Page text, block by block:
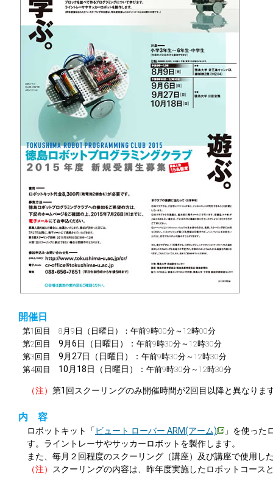
開催日
第1回目 8月9日（日曜日）：午前9時00分～12時00分
第2回目 9月6日（日曜日）： 午前9時30分～12時30分
第3回目 9月27日（日曜日）： 午前9時30分～12時30分
第4回目 10月18日（日曜日）： 午前9時30分～12時30分
（注） 第1回スクーリングのみ開催時間が2回目以降と異なりま
内 容
ロボットキット「 ビュート ローバー ARM(アーム)
」を使った
す。ライントレーサやサッカーロボットを製作します。
また、毎月２回程度のスクーリング（講座）及び講座で使用
（注）
スクーリングの内容は、昨年度実施したロボットコース